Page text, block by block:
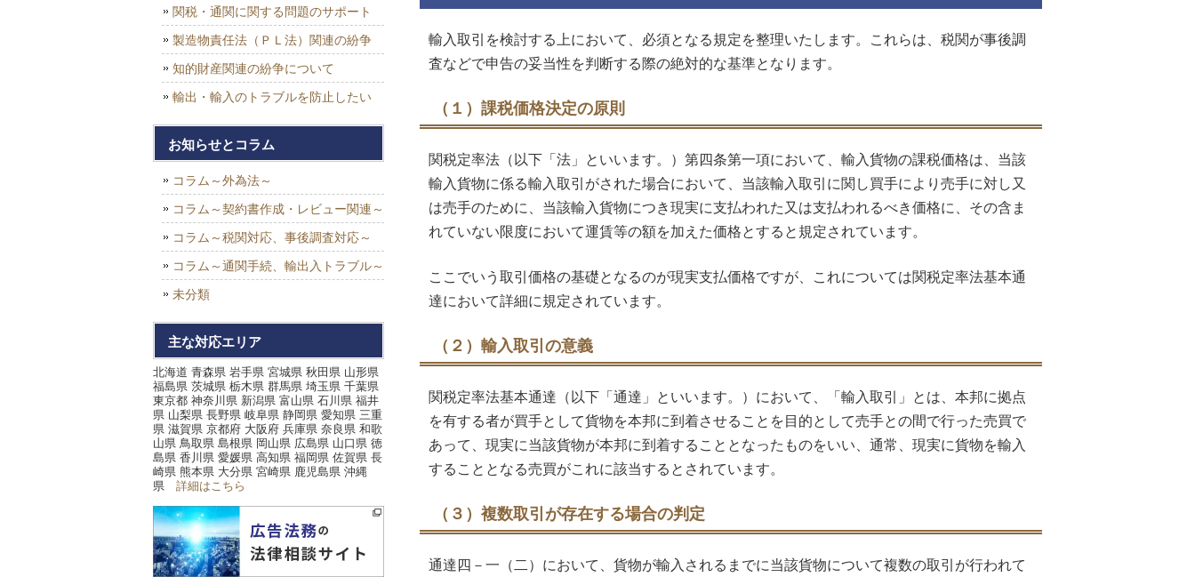
輸入取引を検討する上において、必須となる規定を整理いたします。これらは、税関が事後調
査などで申告の妥当性を判断する際の絶対的な基準となります。
（１）課税価格決定の原則
関税定率法（以下「法」といいます。）第四条第一項において、輸入貨物の課税価格は、当該
輸入貨物に係る輸入取引がされた場合において、当該輸入取引に関し買手により売手に対し又
は売手のために、当該輸入貨物につき現実に支払われた又は支払われるべき価格に、その含ま
れていない限度において運賃等の額を加えた価格とすると規定されています。
ここでいう取引価格の基礎となるのが現実支払価格ですが、これについては関税定率法基本通
達において詳細に規定されています。
（２）輸入取引の意義
関税定率法基本通達（以下「通達」といいます。）において、「輸入取引」とは、本邦に拠点
を有する者が買手として貨物を本邦に到着させることを目的として売手との間で行った売買で
あって、現実に当該貨物が本邦に到着することとなったものをいい、通常、現実に貨物を輸入
することとなる売買がこれに該当するとされています。
（３）複数取引が存在する場合の判定
通達四－一（二）において、貨物が輸入されるまでに当該貨物について複数の取引が行われて
関税・通関に関する問題のサポート
製造物責任法（ＰＬ法）関連の紛争
知的財産関連の紛争について
輸出・輸入のトラブルを防止したい
お知らせとコラム
コラム～外為法～
コラム～契約書作成・レビュー関連～
コラム～税関対応、事後調査対応～
コラム～通関手続、輸出入トラブル～
未分類
主な対応エリア
北海道 青森県 岩手県 宮城県 秋田県 山形県
福島県 茨城県 栃木県 群馬県 埼玉県 千葉県
東京都 神奈川県 新潟県 富山県 石川県 福井
県 山梨県 長野県 岐阜県 静岡県 愛知県 三重
県 滋賀県 京都府 大阪府 兵庫県 奈良県 和歌
山県 鳥取県 島根県 岡山県 広島県 山口県 徳
島県 香川県 愛媛県 高知県 福岡県 佐賀県 長
崎県 熊本県 大分県 宮崎県 鹿児島県 沖縄
県 詳細はこちら